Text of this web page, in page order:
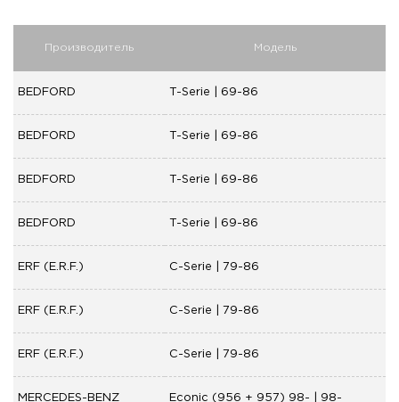
Производитель Модель
BEDFORD T-Serie | 69-86
BEDFORD T-Serie | 69-86
BEDFORD T-Serie | 69-86
BEDFORD T-Serie | 69-86
ERF (E.R.F.) C-Serie | 79-86
ERF (E.R.F.) C-Serie | 79-86
ERF (E.R.F.) C-Serie | 79-86
MERCEDES-BENZ Econic (956 + 957) 98- | 98-